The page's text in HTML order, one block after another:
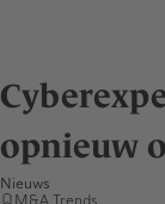
opnieuw
Nieuws
M&A Trends